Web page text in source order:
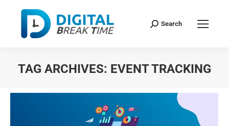
Search
TAG ARCHIVES: EVENT TRACKING